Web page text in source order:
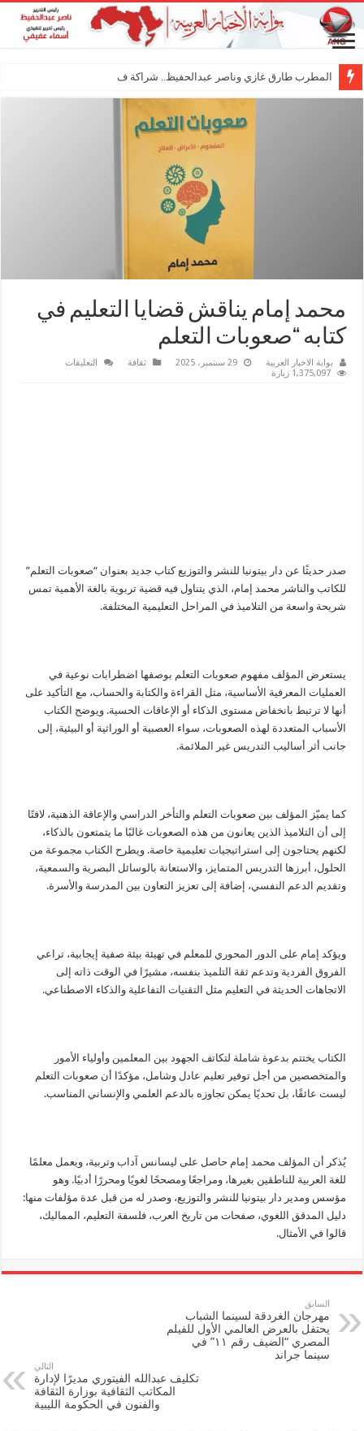
المطرب طارق غازي وناصر عبدالحفيظ.. شراكة فنية ترسم م
محمد إمام يناقش قضايا التعليم في
كتابه “صعوبات التعلم
بوابة الاخبار العربية 29 سبتمبر، 2025 ثقافة التعليقات
1,375,097 زيارة
صدر حديثًا عن دار بيتونيا للنشر والتوزيع كتاب جديد بعنوان “صعوبات التعلم”
للكاتب والناشر محمد إمام، الذي يتناول فيه قضية تربوية بالغة الأهمية تمس
شريحة واسعة من التلاميذ في المراحل التعليمية المختلفة.
يستعرض المؤلف مفهوم صعوبات التعلم بوصفها اضطرابات نوعية في
العمليات المعرفية الأساسية، مثل القراءة والكتابة والحساب، مع التأكيد على
أنها لا ترتبط بانخفاض مستوى الذكاء أو الإعاقات الحسية. ويوضح الكتاب
الأسباب المتعددة لهذه الصعوبات، سواء العصبية أو الوراثية أو البيئية، إلى
جانب أثر أساليب التدريس غير الملائمة.
كما يميّز المؤلف بين صعوبات التعلم والتأخر الدراسي والإعاقة الذهنية، لافتًا
إلى أن التلاميذ الذين يعانون من هذه الصعوبات غالبًا ما يتمتعون بالذكاء،
لكنهم يحتاجون إلى استراتيجيات تعليمية خاصة. ويطرح الكتاب مجموعة من
الحلول، أبرزها التدريس المتمايز، والاستعانة بالوسائل البصرية والسمعية،
وتقديم الدعم النفسي، إضافة إلى تعزيز التعاون بين المدرسة والأسرة.
ويؤكد إمام على الدور المحوري للمعلم في تهيئة بيئة صفية إيجابية، تراعي
الفروق الفردية وتدعم ثقة التلميذ بنفسه، مشيرًا في الوقت ذاته إلى
الاتجاهات الحديثة في التعليم مثل التقنيات التفاعلية والذكاء الاصطناعي.
الكتاب يختتم بدعوة شاملة لتكاتف الجهود بين المعلمين وأولياء الأمور
والمتخصصين من أجل توفير تعليم عادل وشامل، مؤكدًا أن صعوبات التعلم
ليست عائقًا، بل تحديًا يمكن تجاوزه بالدعم العلمي والإنساني المناسب.
يُذكر أن المؤلف محمد إمام حاصل على ليسانس آداب وتربية، ويعمل معلمًا
للغة العربية للناطقين بغيرها، ومراجعًا ومصححًا لغويًا ومحررًا أدبيًا. وهو
مؤسس ومدير دار بيتونيا للنشر والتوزيع، وصدر له من قبل عدة مؤلفات منها:
دليل المدقق اللغوي، صفحات من تاريخ العرب، فلسفة التعليم، المماليك،
قالوا في الأمثال.
السابق
مهرجان الغردقة لسينما الشباب
يحتفل بالعرض العالمي الأول للفيلم
المصري “الضيف رقم ١١” في
سينما جراند
التالي
تكليف عبدالله الفيتوري مديرًا لإدارة
المكاتب الثقافية بوزارة الثقافة
والفنون في الحكومة الليبية